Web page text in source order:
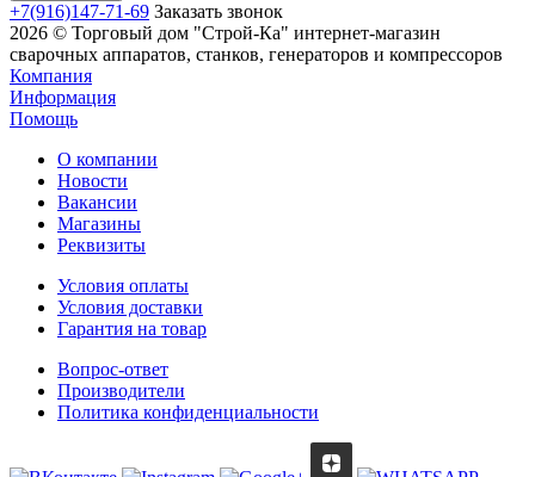
+7(916)147-71-69 Заказать звонок
2026 © Торговый дом "Строй-Ка" интернет-магазин
сварочных аппаратов, станков, генераторов и компрессоров
Компания
Информация
Помощь
О компании
Новости
Вакансии
Магазины
Реквизиты
Условия оплаты
Условия доставки
Гарантия на товар
Вопрос-ответ
Производители
Политика конфиденциальности